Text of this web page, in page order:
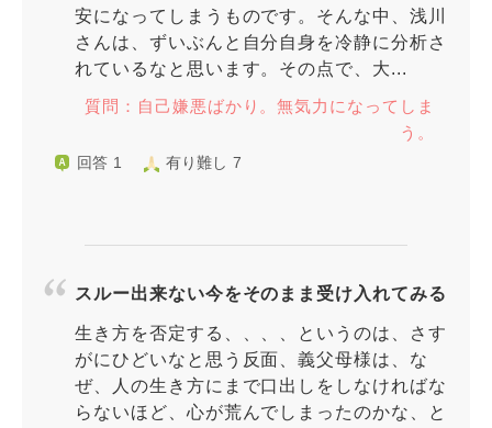
安になってしまうものです。そんな中、浅川
さんは、ずいぶんと自分自身を冷静に分析さ
れているなと思います。その点で、大...
質問：自己嫌悪ばかり。無気力になってしま
う。
回答 1 有り難し 7
スルー出来ない今をそのまま受け入れてみる
生き方を否定する、、、、というのは、さす
がにひどいなと思う反面、義父母様は、な
ぜ、人の生き方にまで口出しをしなければな
らないほど、心が荒んでしまったのかな、と